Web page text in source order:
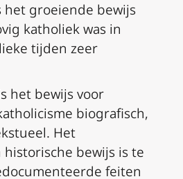
het groeiende bewijs
katholiek was in
tijden zeer
het bewijs voor
biografisch,
Het
bewijs is te
feiten